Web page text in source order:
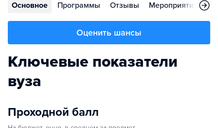
Основное Программы Отзывы Мероприятия
Оценить шансы
Ключевые показатели
вуза
Проходной балл